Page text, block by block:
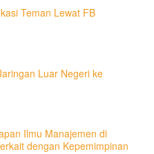
Teman Lewat FB
Luar Negeri ke
Ilmu Manajemen di
dengan Kepemimpinan